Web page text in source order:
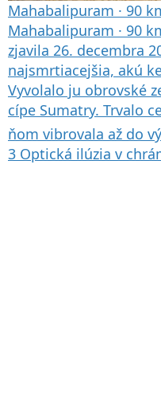
Mahabalipuram · 90
Mahabalipuram · 90
zjavila 26. decembra
najsmrtiacejšia, akú
Vyvolalo ju obrovské
cípe Sumatry. Trvalo
ňom vibrovala až do
3 Optická ilúzia v